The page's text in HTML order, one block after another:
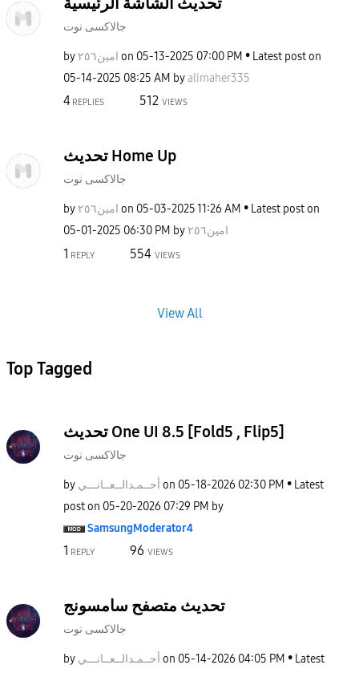
جالاكسى نوت
by امين٢٥٦ on ‎05-13-2025 07:00 PM
Latest post on
‎05-14-2025 08:25 AM byalimaher335
4 REPLIES 512 VIEWS
تحديث Home Up
جالاكسى نوت
by امين٢٥٦ on ‎05-03-202511:26 AM
Latest post on
‎05-01-2025 06:30 PM by امين٢٥٦
1 REPLY 554 VIEWS
View All
Top Tagged
تحديث One UI 8.5 [Fold5 , Flip5]
جالاكسى نوت
by أحــمـدالــعــانـــي on ‎05-18-2026 02:30 PM
Latest
post on ‎05-20-2026 07:29 PM by
SamsungModerator4
1 REPLY 96 VIEWS
تحديث متصفح سامسونج
جالاكسى نوت
by أحــمـدالــعــانـــي on ‎05-14-2026 04:05 PM
Latest